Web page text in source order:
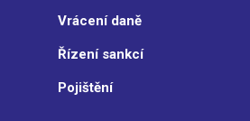
Vrácení daně
Řízení sankcí
Pojištění